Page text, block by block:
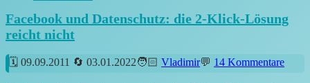
Facebook und Datenschutz: die 2-Klick-Lösung
reicht nicht
09.09.2011 03.01.2022 Vladimir 14 Kommentare